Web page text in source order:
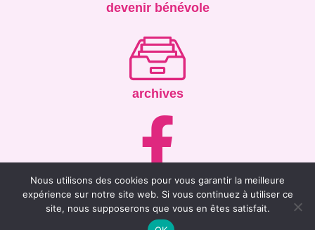
devenir bénévole
archives
facebook
Nous utilisons des cookies pour vous garantir la meilleure
expérience sur notre site web. Si vous continuez à utiliser ce
site, nous supposerons que vous en êtes satisfait.